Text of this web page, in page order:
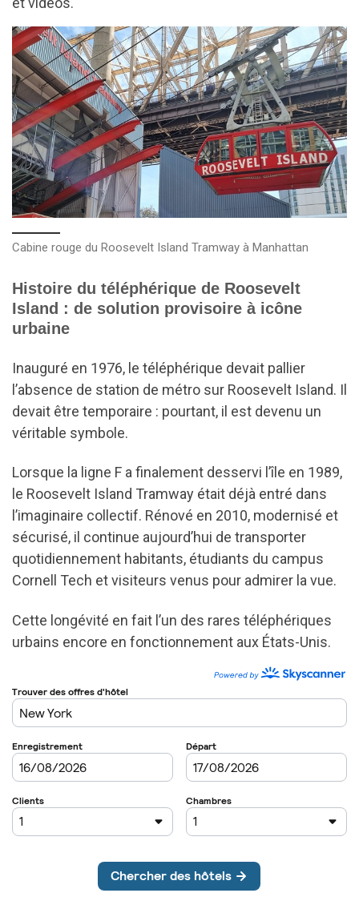
Cabine rouge du Roosevelt Island Tramway à Manhattan
Histoire du téléphérique de Roosevelt
Island : de solution provisoire à icône
urbaine
Inauguré en 1976, le téléphérique devait pallier
l’absence de station de métro sur Roosevelt Island. Il
devait être temporaire : pourtant, il est devenu un
véritable symbole.
Lorsque la ligne F a finalement desservi l’île en 1989,
le Roosevelt Island Tramway était déjà entré dans
l’imaginaire collectif. Rénové en 2010, modernisé et
sécurisé, il continue aujourd’hui de transporter
quotidiennement habitants, étudiants du campus
Cornell Tech et visiteurs venus pour admirer la vue.
Cette longévité en fait l’un des rares téléphériques
urbains encore en fonctionnement aux États-Unis.